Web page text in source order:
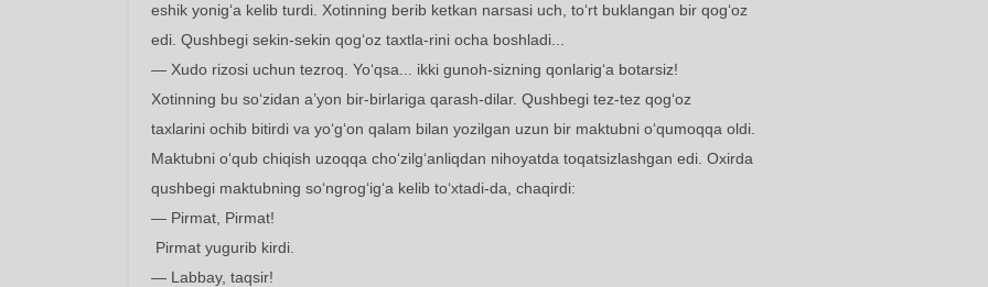
eshik yonig‘a kelib turdi. Xotinning berib ketkan narsasi uch, to‘rt buklangan bir qog‘oz
edi. Qushbegi sekin-sekin qog‘oz taxtla-rini ocha boshladi...
— Xudo rizosi uchun tezroq. Yo‘qsa... ikki gunoh-sizning qonlarig‘a botarsiz!
Xotinning bu so‘zidan a’yon bir-birlariga qarash-dilar. Qushbegi tez-tez qog‘oz
taxlarini ochib bitirdi va yo‘g‘on qalam bilan yozilgan uzun bir maktubni o‘qumoqqa oldi.
Maktubni o‘qub chiqish uzoqqa cho‘zilg‘anliqdan nihoyatda toqatsizlashgan edi. Oxirda
qushbegi maktubning so‘ngrog‘ig‘a kelib to‘xtadi-da, chaqirdi:
— Pirmat, Pirmat!
Pirmat yugurib kirdi.
— Labbay, taqsir!